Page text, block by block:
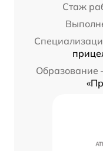
Стаж
Образование